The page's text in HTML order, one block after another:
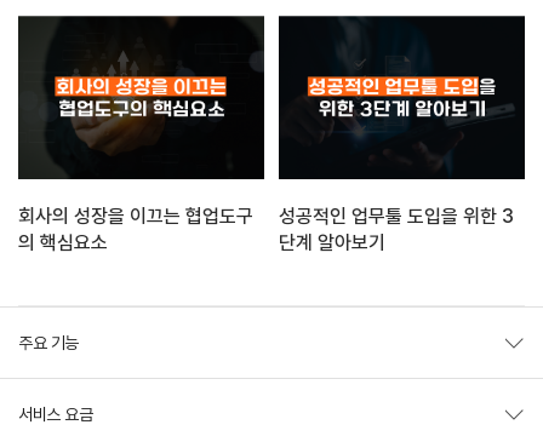
회사의 성장을 이끄는 협업도구
의 핵심요소
성공적인 업무툴 도입을 위한 3
단계 알아보기
주요 기능
서비스 요금